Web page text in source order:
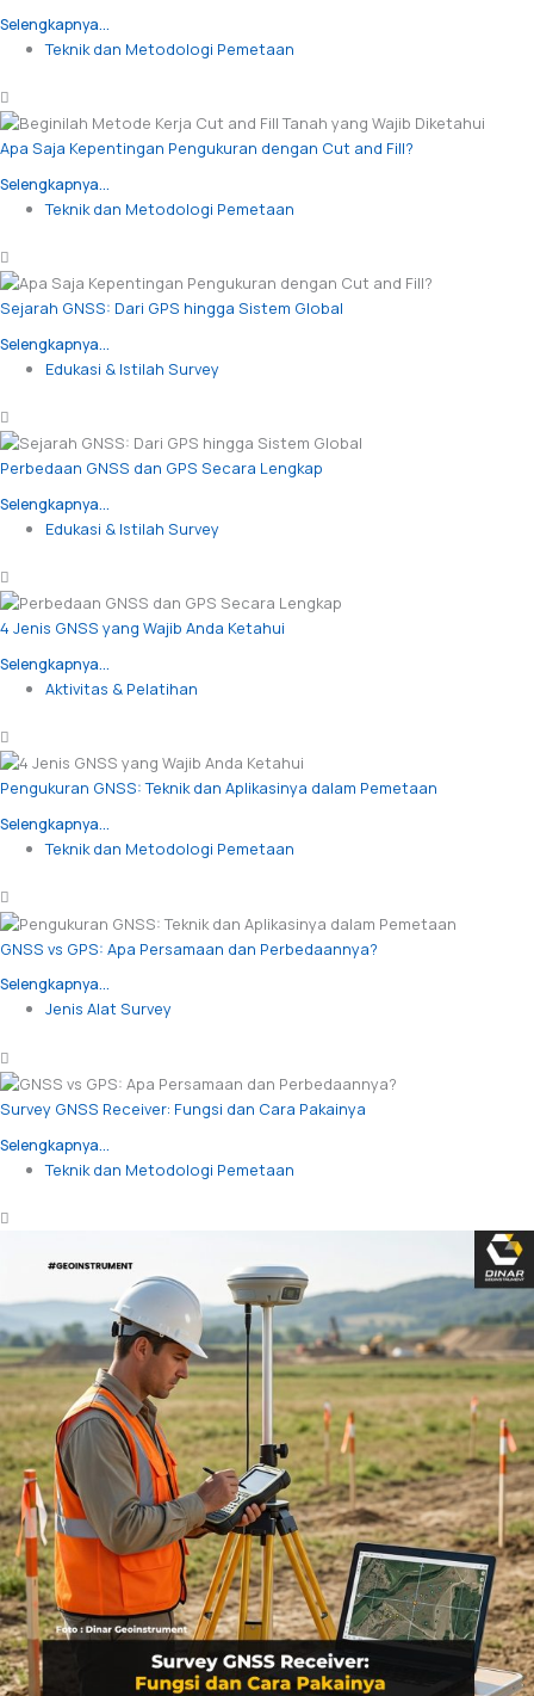
Selengkapnya...
Teknik dan Metodologi Pemetaan
Apa Saja Kepentingan Pengukuran dengan Cut and Fill?
Selengkapnya...
Teknik dan Metodologi Pemetaan
Sejarah GNSS: Dari GPS hingga Sistem Global
Selengkapnya...
Edukasi & Istilah Survey
Perbedaan GNSS dan GPS Secara Lengkap
Selengkapnya...
Edukasi & Istilah Survey
4 Jenis GNSS yang Wajib Anda Ketahui
Selengkapnya...
Aktivitas & Pelatihan
Pengukuran GNSS: Teknik dan Aplikasinya dalam Pemetaan
Selengkapnya...
Teknik dan Metodologi Pemetaan
GNSS vs GPS: Apa Persamaan dan Perbedaannya?
Selengkapnya...
Jenis Alat Survey
Survey GNSS Receiver: Fungsi dan Cara Pakainya
Selengkapnya...
Teknik dan Metodologi Pemetaan